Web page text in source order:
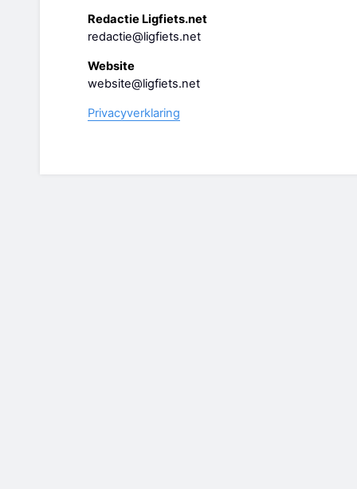
Redactie Ligfiets.net
redactie@ligfiets.net
Website
website@ligfiets.net
Privacyverklaring